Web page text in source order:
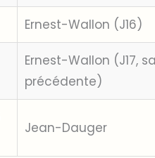
Ernest-Wallon (J16)
Ernest-Wallon (J17,
précédente)
Jean-Dauger